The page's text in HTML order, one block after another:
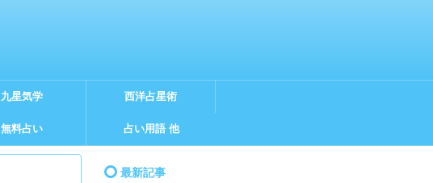
九星気学 西洋占星術
無料占い 占い用語 他
最新記事